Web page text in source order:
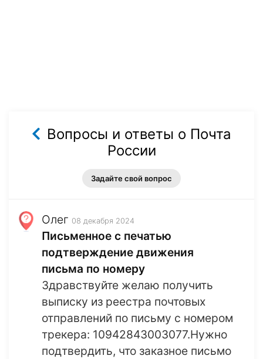
Вопросы и ответы о Почта
России
Задайте свой вопрос
Олег 08 декабря 2024
Письменное с печатью
подтверждение движения
письма по номеру
Здравствуйте желаю получить
выписку из реестра почтовых
отправлений по письму с номером
трекера: 10942843003077.Нужно
подтвердить, что заказное письмо